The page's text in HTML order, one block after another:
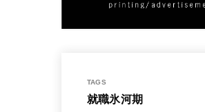
就職氷河期